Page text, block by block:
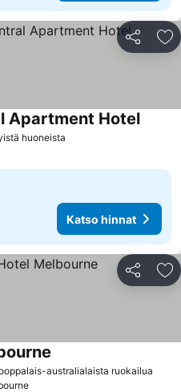
Jaa
huoneista
Apartment Hotel
Katso hinnat
Jaa
australialaista ruokailua